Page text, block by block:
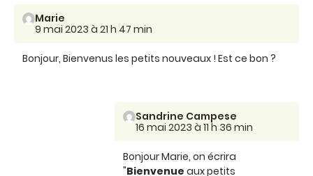
Marie
9 mai 2023 à 21 h 47 min
Bonjour, Bienvenus les petits nouveaux ! Est ce bon ?
Sandrine Campese
16 mai 2023 à 11 h 36 min
Bonjour Marie, on écrira
"Bienvenue aux petits